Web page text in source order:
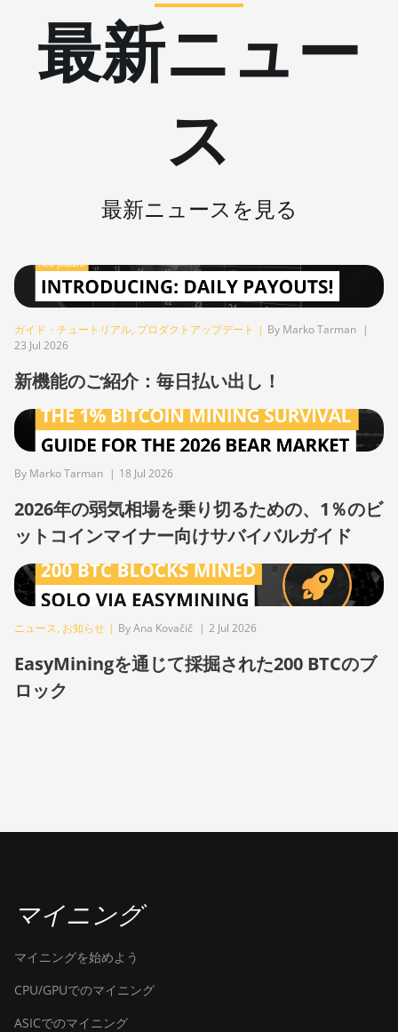
BITMAIN AntMiner
S19j Pro (100Th)
BITMAIN AntMiner
S19j Pro (104Th)
BITMAIN AntMiner
BITMAIN AntMiner S21
BITMAIN AntMiner S21
Hyd. (335Th)
Immersion (301Th)
BITMAIN AntMiner S21
Pro
BITMAIN AntMiner S21
XP (270Th)
BITMAIN AntMiner S21
BITMAIN AntMiner S21
XP Immersion (300Th)
BITMAIN AntMiner S21
XP+ Hyd (500Th)
BITMAIN AntMiner
BITMAIN AntMiner
BITMAIN AntMiner S9
SE
BITMAIN AntMiner S9i
BITMAIN AntMiner S9j
最新ニュー
ス
最新ニュースを見る
ガイド・チュートリアル, プロダクトアップデート | By Marko Tarman |
23 Jul 2026
新機能のご紹介：毎日払い出し！
By Marko Tarman | 18 Jul 2026
2026年の弱気相場を乗り切るための、1％のビ
ットコインマイナー向けサバイバルガイド
ニュース, お知らせ | By Ana Kovačič | 2 Jul 2026
EasyMiningを通じて採掘された200 BTCのブ
ロック
マイニング
マイニングを始めよう
CPU/GPUでのマイニング
ASICでのマイニング